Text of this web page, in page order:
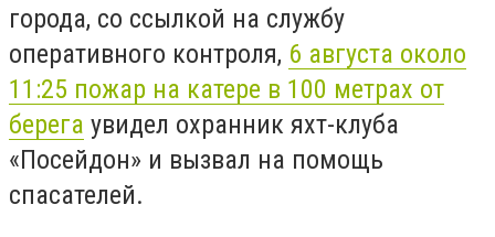
города, со ссылкой на службу
оперативного контроля, 6 августа около
11:25 пожар на катере в 100 метрах от
берега увидел охранник яхт-клуба
«Посейдон» и вызвал на помощь
спасателей.